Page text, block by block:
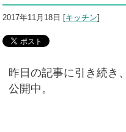
2017年11月18日 キッチン
昨日の記事に引き続き
公開中。